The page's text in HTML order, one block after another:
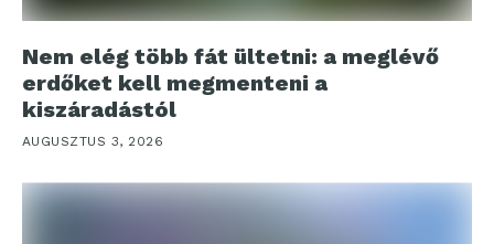
Nem elég több fát ültetni: a meglévő
erdőket kell megmenteni a
kiszáradástól
AUGUSZTUS 3, 2026